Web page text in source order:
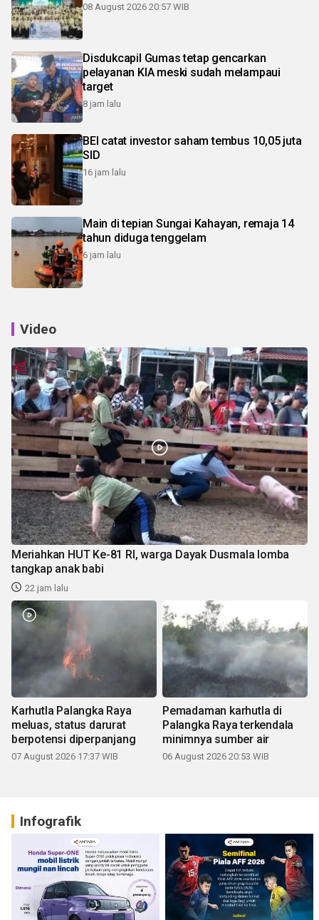
08 August 2026 20:57 WIB
Disdukcapil Gumas tetap gencarkan
pelayanan KIA meski sudah melampaui
target
8 jam lalu
BEI catat investor saham tembus 10,05 juta
SID
16 jam lalu
Main di tepian Sungai Kahayan, remaja 14
tahun diduga tenggelam
6 jam lalu
Video
Meriahkan HUT Ke-81 RI, warga Dayak Dusmala lomba
tangkap anak babi
22 jam lalu
Karhutla Palangka Raya
meluas, status darurat
berpotensi diperpanjang
07 August 2026 17:37 WIB
Pemadaman karhutla di
Palangka Raya terkendala
minimnya sumber air
06 August 2026 20:53 WIB
Infografik